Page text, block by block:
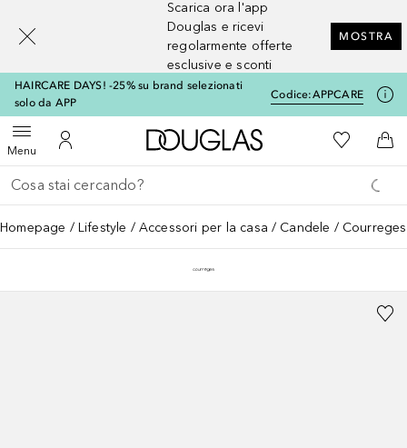
Scarica ora l'app
Douglas e ricevi
regolarmente offerte
esclusive e sconti
MOSTRA
HAIRCARE DAYS! -25% su brand selezionati
solo da APP
Codice:APPCARE
MenuApri menuAl Mio Account
A Douglas HomeAlla Mia
Al
Torna indietro
Esegui ricerca
Homepage Lifestyle Accessori per la casa Candele
[navigation.slideout.screenreader]